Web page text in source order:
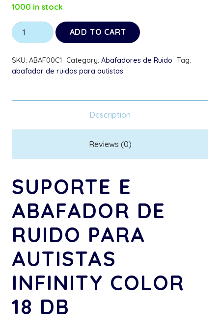
1000 in stock
Suporte
e
Abafador
de
quantity
ADD TO CART
SKU: ABAF00C1 Category: Abafadores de Ruido Tag:
abafador de ruidos para autistas
Description
Reviews (0)
SUPORTE E
ABAFADOR DE
RUIDO PARA
AUTISTAS
INFINITY COLOR
18 DB